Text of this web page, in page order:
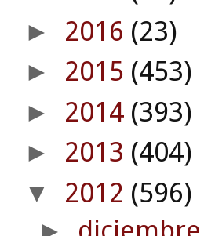
► 2016 (23)
► 2015 (453)
► 2014 (393)
► 2013 (404)
▼ 2012 (596)